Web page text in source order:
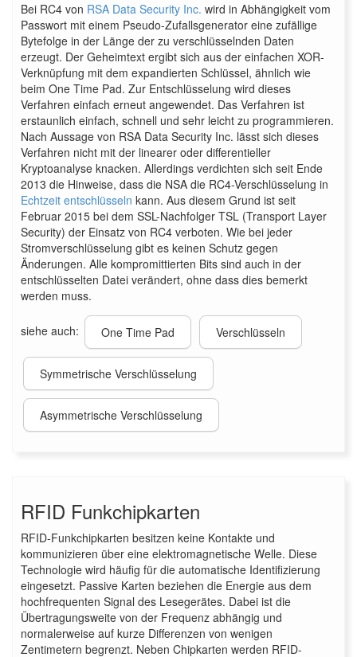
Bei RC4 von RSA Data Security Inc. wird in Abhängigkeit vom
Passwort mit einem Pseudo-Zufallsgenerator eine zufällige
Bytefolge in der Länge der zu verschlüsselnden Daten
erzeugt. Der Geheimtext ergibt sich aus der einfachen XOR-
Verknüpfung mit dem expandierten Schlüssel, ähnlich wie
beim One Time Pad. Zur Entschlüsselung wird dieses
Verfahren einfach erneut angewendet. Das Verfahren ist
erstaunlich einfach, schnell und sehr leicht zu programmieren.
Nach Aussage von RSA Data Security Inc. lässt sich dieses
Verfahren nicht mit der linearer oder differentieller
Kryptoanalyse knacken. Allerdings verdichten sich seit Ende
2013 die Hinweise, dass die NSA die RC4-Verschlüsselung in
Echtzeit entschlüsseln kann. Aus diesem Grund ist seit
Februar 2015 bei dem SSL-Nachfolger TSL (Transport Layer
Security) der Einsatz von RC4 verboten. Wie bei jeder
Stromverschlüsselung gibt es keinen Schutz gegen
Änderungen. Alle kompromittierten Bits sind auch in der
entschlüsselten Datei verändert, ohne dass dies bemerkt
werden muss.
siehe auch: One Time Pad Verschlüsseln
Symmetrische Verschlüsselung
Asymmetrische Verschlüsselung
RFID Funkchipkarten
RFID-Funkchipkarten besitzen keine Kontakte und
kommunizieren über eine elektromagnetische Welle. Diese
Technologie wird häufig für die automatische Identifizierung
eingesetzt. Passive Karten beziehen die Energie aus dem
hochfrequenten Signal des Lesegerätes. Dabei ist die
Übertragungsweite von der Frequenz abhängig und
normalerweise auf kurze Differenzen von wenigen
Zentimetern begrenzt. Neben Chipkarten werden RFID-